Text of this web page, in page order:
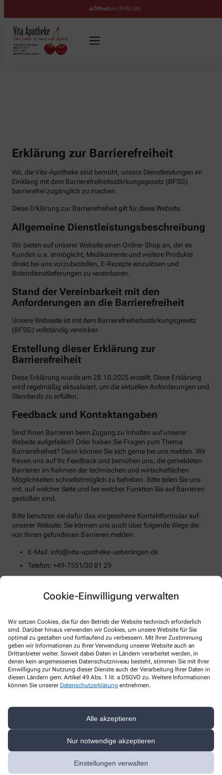
Cookie-Einwilligung verwalten
Wir setzen Cookies, die für den Betrieb der Website technisch erforderlich
sind. Darüber hinaus verwenden wir Cookies, um unsere Website für Sie
optimal zu gestalten und fortlaufend zu verbessern. Mit Ihrer Zustimmung
geben wir Informationen zu Ihrer Verwendung unserer Website auch an
Drittanbieter weiter. Soweit dabei Daten in Ländern verarbeitet werden, in
denen kein angemessenes Datenschutzniveau besteht, stimmen Sie mit Ihrer
Einwilligung zur Nutzung dieser Dienste auch der Verarbeitung Ihrer Daten in
diesen Ländern gem. Artikel 49 Abs. 1 lit. a DSGVO zu. Weitere Informationen
können Sie unserer Datenschutzerklärung entnehmen.
Alle akzeptieren
Nur notwendige akzeptieren
Einstellungen verwalten
Öffnetum 09:00 Uhr
Erklärung zur Barrierefreiheit
Wir, die Vita-Apotheke sind bemüht, unsere Dienstleistungen im
Einklang mit dem Barrierefreiheitsstärkungsgesetz (BFSG)
barrierefrei zugänglich zu machen.
Diese Erklärung zur Barrierefreiheit gilt für diese Website.
Allgemeine Dienstleistungsbeschreibung
Wir bieten auf unserer Website einen Online-Shop an, der es
Kunden u.a. ermöglicht, Medikamente und weitere Produkte
direkt bei uns vorzubestellen, E-Rezepte einzulösen und
Botendienstlieferungen zu vereinbaren.
Stand der Vereinbarkeit mit den
Anforderungen an die Barrierefreiheit
Unsere Webseite ist mit dem Barrierefreiheitsstärkungsgesetz
(BFSG) vollständig vereinbar.
Erstellung dieser Erklärung zur
Barrierefreiheit
Diese Erklärung wurde am 28.10.2025 erstellt. Diese Erklärung
wird regelmäßig aktualisiert, um die aktuellen Anforderungen und
Standards zu erfüllen.
Feedback und Kontaktangaben
Sind Ihnen Barrieren beim Zugang zu Inhalten auf unserer
Website aufgefallen? Oder haben Sie Fragen zum Thema
Barrierefreiheit? Dann können Sie sich gerne bei uns melden. Wir
freuen uns auf Ihr Feedback und bemühen uns, die gemeldeten
Barrieren im Rahmen der technischen und wirtschaftlichen
Möglichkeiten schnellstmöglich zu beheben. Bitte teilen Sie uns
mit, auf welcher Seite und bei welcher Funktion Sie auf Barrieren
gestoßen sind.
Bitte benutzen sie dafür das vorgesehene Kontaktformular auf
unserer Website. Sie können uns auch über folgende Wege die
von Ihnen gefundenen Barrieren melden:
E-Mail: info@vita-apotheke-ueberlingen.de
Telefon: +49-7551/30 81 29
Telefax: +49-7551/30 81 32
Postanschrift: Nußdorfer Str. 101 88662 Überlingen
Marktüberwachungsbehörde
Sollten Sie auf Mitteilungen oder Anfragen zur Barrierefreiheit
keine zufriedenstellenden Antworten erhalten, können Sie sich an
die zuständige Durchsetzungsstelle wenden. Die
Durchsetzungsstelle unterstützt Sie dabei, ihre Rechte geltend zu
machen. Sie können sich auch an die
Marktüberwachungsbehörde wenden:
c/o Ministerium für Arbeit, Soziales, Gesundheit und
39135 Magdeburg